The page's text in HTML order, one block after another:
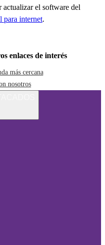
actualizar el software del
para internet.
enlaces de interés
más cercana
nosotros